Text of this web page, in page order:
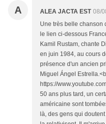
A ALEA JACTA EST 08/
Une très belle chanson
le lien ci-dessous
Kamil Rustam, chante
en juin 1984, au cours
présence d'un ancien
Miguel Ángel
https://
50 ans plus tard, un
américaine sont
là, des gens qui